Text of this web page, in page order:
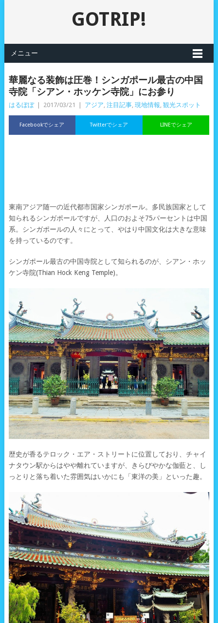
GOTRIP!
メニュー
華麗なる装飾は圧巻！シンガポール最古の中国
寺院「シアン・ホッケン寺院」にお参り
はるぼぼ 2017/03/21 アジア, 注目記事, 現地情報, 観光スポット
Facebookでシェア LINEでシェア
Twitterでシェア
東南アジア随一の近代都市国家シンガポール。多民族国家として
知られるシンガポールですが、人口のおよそ75パーセントは中国
系。シンガポールの人々にとって、やはり中国文化は大きな意味
を持っているのです。
シンガポール最古の中国寺院として知られるのが、シアン・ホッ
ケン寺院(Thian Hock Keng Temple)。
歴史が香るテロック・エア・ストリートに位置しており、チャイ
ナタウン駅からはやや離れていますが、きらびやかな伽藍と、し
っとりと落ち着いた雰囲気はいかにも「東洋の美」といった趣。